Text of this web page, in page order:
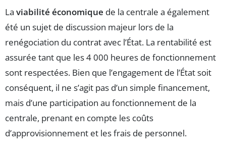
La viabilité économique de la centrale a également
été un sujet de discussion majeur lors de la
renégociation du contrat avec l’État. La rentabilité est
assurée tant que les 4 000 heures de fonctionnement
sont respectées. Bien que l’engagement de l’État soit
conséquent, il ne s’agit pas d’un simple financement,
mais d’une participation au fonctionnement de la
centrale, prenant en compte les coûts
d’approvisionnement et les frais de personnel.